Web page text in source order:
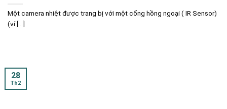
Một camera nhiệt được trang bị với một cổng hồng ngoại ( IR Sensor)
(ví [...]
28
Th2